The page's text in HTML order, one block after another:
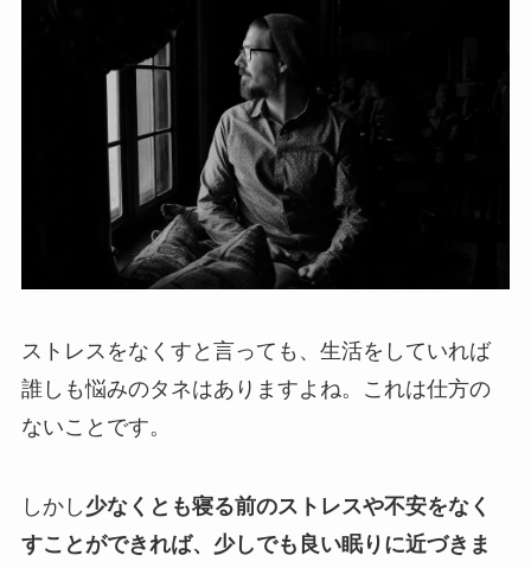
ストレスをなくすと言っても、生活をしていれば
誰しも悩みのタネはありますよね。これは仕方の
ないことです。
しかし 少なくとも寝る前のストレスや不安をなく
すことができれば、少しでも良い眠りに近づきま